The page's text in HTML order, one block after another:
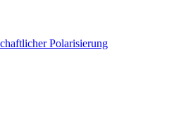
Polarisierung